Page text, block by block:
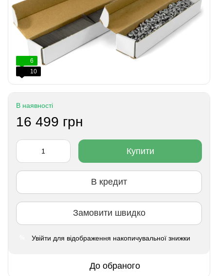
6
10
В наявності
16 499 грн
Купити
В кредит
Замовити швидко
Увійти для відображення накопичувальної знижки
До обраного